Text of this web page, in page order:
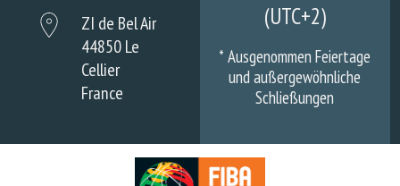
ZI de Bel Air
44850 Le
Cellier
France
(UTC+2)
*Ausgenommen Feiertage
und außergewöhnliche
Schließungen